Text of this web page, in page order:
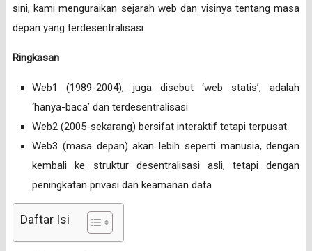
sini, kami menguraikan sejarah web dan visinya tentang masa
depan yang terdesentralisasi.
Ringkasan
Web1 (1989-2004), juga disebut ‘web statis’, adalah
‘hanya-baca’ dan terdesentralisasi
Web2 (2005-sekarang) bersifat interaktif tetapi terpusat
Web3 (masa depan) akan lebih seperti manusia, dengan
kembali ke struktur desentralisasi asli, tetapi dengan
peningkatan privasi dan keamanan data
Daftar Isi